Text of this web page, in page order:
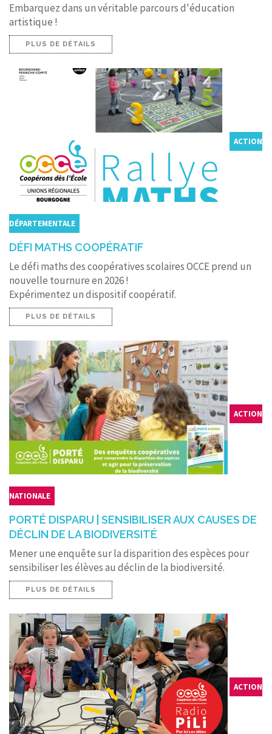
Embarquez dans un véritable parcours d'éducation
artistique !
PLUS DE DÉTAILS
ACTION
DÉPARTEMENTALE
DÉFI MATHS COOPÉRATIF
Le défi maths des coopératives scolaires OCCE prend un
nouvelle tournure en 2026 !
Expérimentez un dispositif coopératif.
PLUS DE DÉTAILS
ACTION
NATIONALE
PORTÉ DISPARU | SENSIBILISER AUX CAUSES DE
DÉCLIN DE LA BIODIVERSITÉ
Mener une enquête sur la disparition des espèces pour
sensibiliser les élèves au déclin de la biodiversité.
PLUS DE DÉTAILS
ACTION